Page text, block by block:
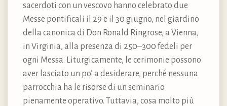
sacerdoti con un vescovo hanno celebrato due
Messe pontificali il 29 e il 30 giugno, nel giardino
della canonica di Don Ronald Ringrose, a Vienna,
in Virginia, alla presenza di 250–300 fedeli per
ogni Messa. Liturgicamente, le cerimonie possono
aver lasciato un po’ a desiderare, perché nessuna
parrocchia ha le risorse di un seminario
pienamente operativo. Tuttavia, cosa molto più